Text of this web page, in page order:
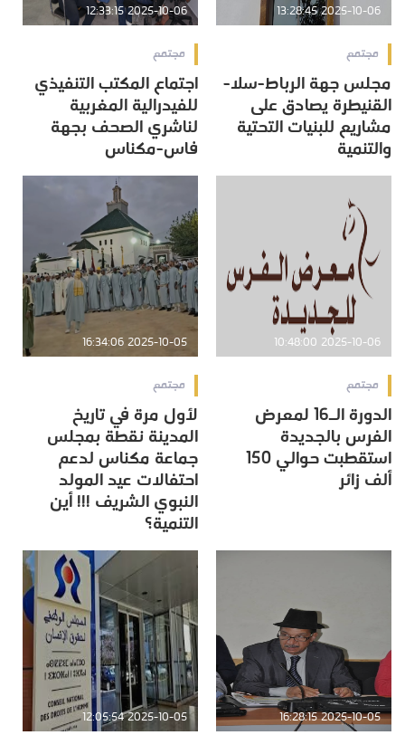
2025-10-06 13:28:45
مجتمع
مجلس جهة الرباط-سلا-
القنيطرة يصادق على
مشاريع للبنيات التحتية
والتنمية
2025-10-06 12:33:15
مجتمع
اجتماع المكتب التنفيذي
للفيدرالية المغربية
لناشري الصحف بجهة
فاس-مكناس
2025-10-06 10:48:00
مجتمع
الدورة الـ16 لمعرض
الفرس بالجديدة
استقطبت حوالي 150
ألف زائر
2025-10-05 16:34:06
مجتمع
لأول مرة في تاريخ
المدينة نقطة بمجلس
جماعة مكناس لدعم
احتفالات عيد المولد
النبوي الشريف !!! أين
التنمية؟
2025-10-05 16:28:15
2025-10-05 12:05:54